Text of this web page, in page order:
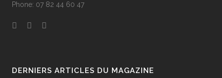
Phone: 07 82 44 60 47
DERNIERS ARTICLES DU MAGAZINE